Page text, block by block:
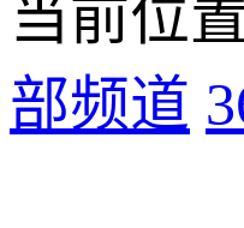
当前位置
部频道